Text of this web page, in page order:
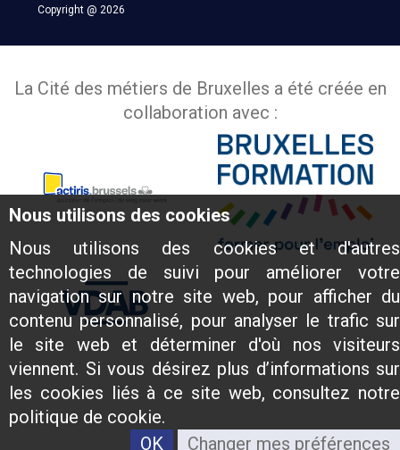
Nous utilisons des cookies
Nous utilisons des cookies et d'autres
technologies de suivi pour améliorer votre
navigation sur notre site web, pour afficher du
contenu personnalisé, pour analyser le trafic sur
le site web et déterminer d'où nos visiteurs
viennent. Si vous désirez plus d’informations sur
les cookies liés à ce site web, consultez notre
politique de cookie.
OK
Changer mes préférences
Copyright @ 2026
La Cité des métiers de Bruxelles a été créée en
collaboration avec :